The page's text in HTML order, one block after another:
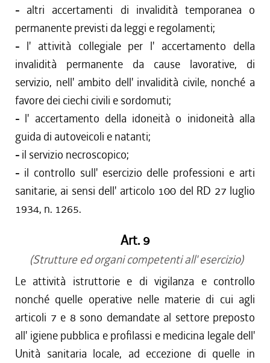
- altri accertamenti di invalidità temporanea o
permanente previsti da leggi e regolamenti;
- l' attività collegiale per l' accertamento della
invalidità permanente da cause lavorative, di
servizio, nell' ambito dell' invalidità civile, nonché a
favore dei ciechi civili e sordomuti;
- l' accertamento della idoneità o inidoneità alla
guida di autoveicoli e natanti;
- il servizio necroscopico;
- il controllo sull' esercizio delle professioni e arti
sanitarie, ai sensi dell' articolo 100 del RD 27 luglio
1934, n. 1265.
Art. 9
(Strutture ed organi competenti all' esercizio)
Le attività istruttorie e di vigilanza e controllo
nonché quelle operative nelle materie di cui agli
articoli 7 e 8 sono demandate al settore preposto
all' igiene pubblica e profilassi e medicina legale dell'
Unità sanitaria locale, ad eccezione di quelle in